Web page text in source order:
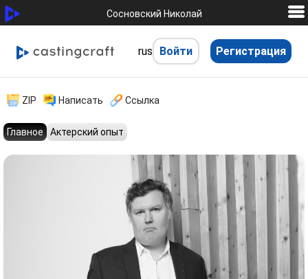
hhh rus Войти Регистрация
Сосновский Николай
ZIP Написать Ссылка
Главное Актерский опыт